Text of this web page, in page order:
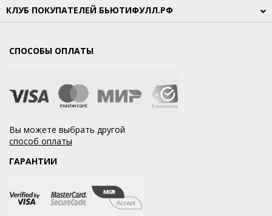
КЛУБ ПОКУПАТЕЛЕЙ БЬЮТИФУЛЛ.РФ
СПОСОБЫ ОПЛАТЫ
Вы можете выбрать другой
способ оплаты
ГАРАНТИИ